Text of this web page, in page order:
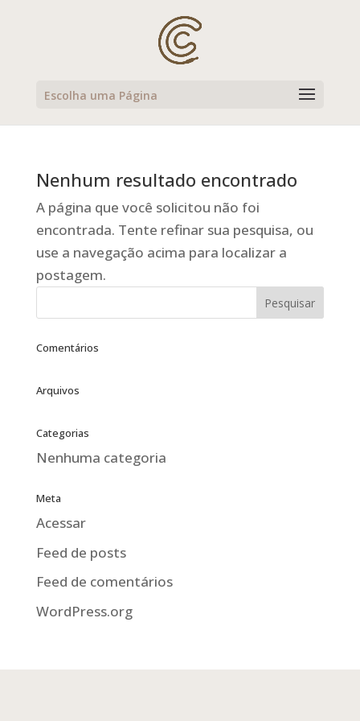
Escolha uma Página
Nenhum resultado encontrado
A página que você solicitou não foi
encontrada. Tente refinar sua pesquisa, ou
use a navegação acima para localizar a
postagem.
Comentários
Arquivos
Categorias
Nenhuma categoria
Meta
Acessar
Feed de posts
Feed de comentários
WordPress.org